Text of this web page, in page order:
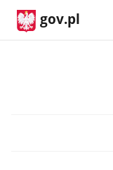
gov.pl